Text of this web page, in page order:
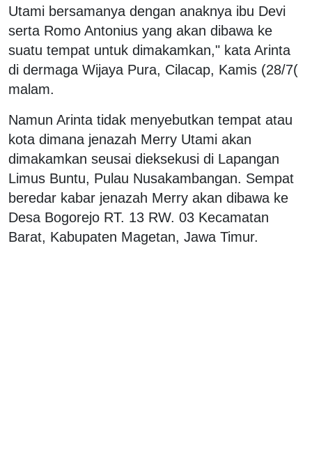
Utami bersamanya dengan anaknya ibu Devi
serta Romo Antonius yang akan dibawa ke
suatu tempat untuk dimakamkan," kata Arinta
di dermaga Wijaya Pura, Cilacap, Kamis (28/7(
malam.
Namun Arinta tidak menyebutkan tempat atau
kota dimana jenazah Merry Utami akan
dimakamkan seusai dieksekusi di Lapangan
Limus Buntu, Pulau Nusakambangan. Sempat
beredar kabar jenazah Merry akan dibawa ke
Desa Bogorejo RT. 13 RW. 03 Kecamatan
Barat, Kabupaten Magetan, Jawa Timur.